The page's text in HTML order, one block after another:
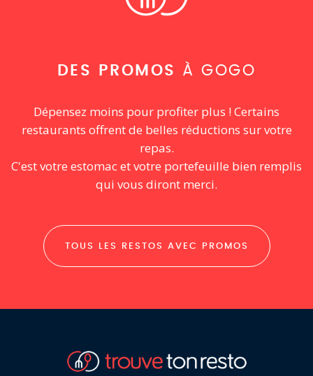
DES PROMOS À GOGO
Dépensez moins pour profiter plus ! Certains
restaurants offrent de belles réductions sur votre
repas.
C'est votre estomac et votre portefeuille bien remplis
qui vous diront merci.
TOUS LES RESTOS AVEC PROMOS